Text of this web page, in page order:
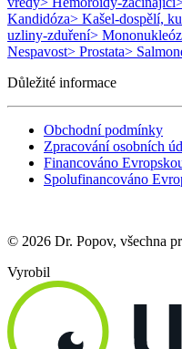
Kandidóza> Kašel-dospělí,
uzliny-zduření>
Nespavost> Prostata>
Důležité informace
Obchodní podmínky
Zpracování osobních
Financováno
Spolufinancováno
© 2026 Dr. Popov, všechna
Vyrobil